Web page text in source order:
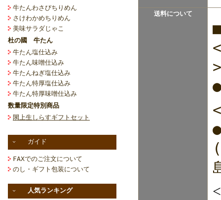
牛たんわさびちりめん
さけわかめちりめん
美味サラダじゃこ
杜の國 牛たん
牛たん塩仕込み
牛たん味噌仕込み
牛たんねぎ塩仕込み
牛たん特厚塩仕込み
牛たん特厚味噌仕込み
数量限定特別商品
閖上生しらすギフトセット
ガイド
FAXでのご注文について
のし・ギフト包装について
人気ランキング
送料について
>